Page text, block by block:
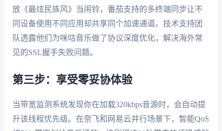
放《最炫民族风》当闹铃，番茄支持的多终端同步让不
同设备使用不同应用却共享同个加速通道。技术支持团
队透露他们为咪咕音乐做了协议深度优化，解决海外常
见的SSL握手失败问题。
第三步：享受零妥协体验
当带宽监测系统发现你在加载320kbps音源时，会自动提
升该线程优先级。在奈飞和网易云并行场景下，智能QoS